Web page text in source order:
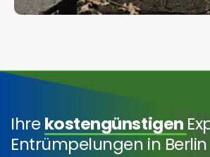
Ihrekostengünstigen
Entrümpelungen in Berlin